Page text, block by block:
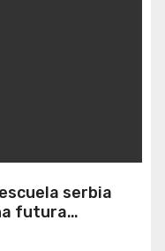
serbia
futura